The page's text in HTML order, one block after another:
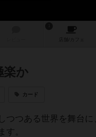
店舗/ カフェ
楽か
カード
つつある世界を舞台
す。